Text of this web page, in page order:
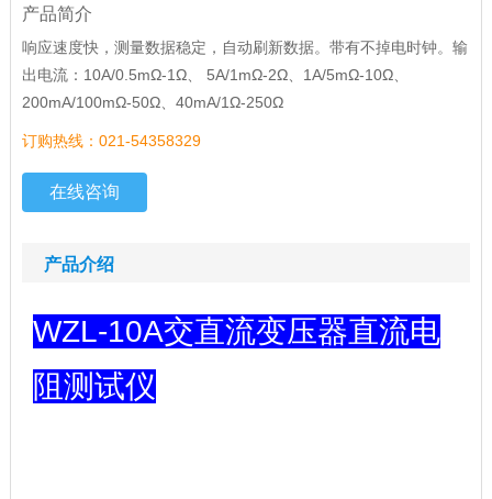
产品简介
响应速度快，测量数据稳定，自动刷新数据。带有不掉电时钟。输
出电流：10A/0.5mΩ-1Ω、 5A/1mΩ-2Ω、1A/5mΩ-10Ω、
200mA/100mΩ-50Ω、40mA/1Ω-250Ω
订购热线：021-54358329
在线咨询
产品介绍
WZL-10A交直流变压器直流电
阻测试仪